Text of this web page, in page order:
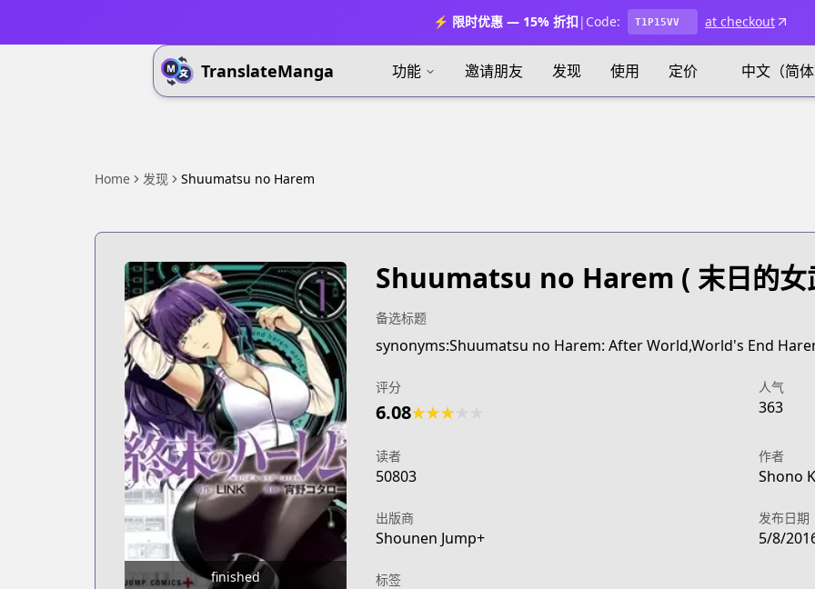
⚡ 限时优惠 — 15% 折扣 | Code: T1P15VV at checkout
TranslateManga 功能 邀请朋友 发现 使用 定价 中文（简
Home 发现 Shuumatsu no Harem
finished
Shuumatsu no Harem ( 末日的
备选标题
synonyms:Shuumatsu no Harem: After World,World's End
评分
6.08★★★
人气
363
读者
50803
作者
Shono
出版商
Shounen Jump+
发布日期
5/8/
标签